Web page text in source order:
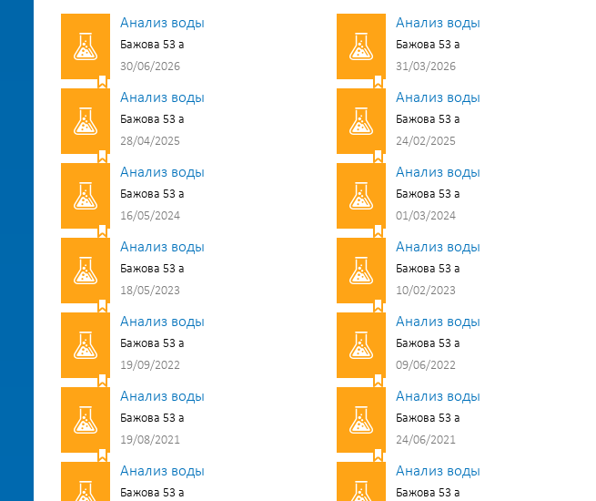
Анализ воды
Бажова 53 а
30/06/2026
Анализ воды
Бажова 53 а
31/03/2026
Анализ воды
Бажова 53 а
28/04/2025
Анализ воды
Бажова 53 а
24/02/2025
Анализ воды
Бажова 53 а
16/05/2024
Анализ воды
Бажова 53 а
01/03/2024
Анализ воды
Бажова 53 а
18/05/2023
Анализ воды
Бажова 53 а
10/02/2023
Анализ воды
Бажова 53 а
19/09/2022
Анализ воды
Бажова 53 а
09/06/2022
Анализ воды
Бажова 53 а
19/08/2021
Анализ воды
Бажова 53 а
24/06/2021
Анализ воды
Бажова 53 а
Анализ воды
Бажова 53 а